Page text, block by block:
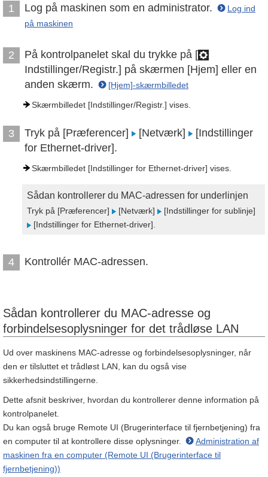
1 Log på maskinen som en administrator.
Log ind
på maskinen
2
På kontrolpanelet skal du trykke på [
Indstillinger/Registr.] på skærmen [Hjem] eller en
anden skærm.
[Hjem]-skærmbilledet
Skærmbilledet [Indstillinger/Registr.] vises.
3 Tryk på [Præferencer] [Netværk]
[Indstillinger
for Ethernet-driver].
Skærmbilledet [Indstillinger for Ethernet-driver] vises.
Sådan kontrollerer du MAC-adressen for underlinjen
Tryk på [Præferencer] [Netværk]
[Indstillinger for sublinje]
[Indstillinger for Ethernet-driver].
4 Kontrollér MAC-adressen.
Sådan kontrollerer du MAC-adresse og
forbindelsesoplysninger for det trådløse LAN
Ud over maskinens MAC-adresse og forbindelsesoplysninger, når
den er tilsluttet et trådløst LAN, kan du også vise
sikkerhedsindstillingerne.
Dette afsnit beskriver, hvordan du kontrollerer denne information på
kontrolpanelet.
Du kan også bruge Remote UI (Brugerinterface til fjernbetjening) fra
en computer til at kontrollere disse oplysninger.
Administration af
maskinen fra en computer (Remote UI (Brugerinterface til
fjernbetjening))